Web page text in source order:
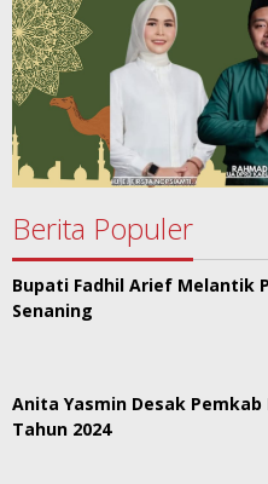
Berita Populer
Bupati Fadhil Arief Melantik
Senaning
Anita Yasmin Desak Pemkab
Tahun 2024